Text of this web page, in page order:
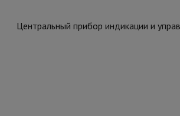
Центральный прибор индикации и